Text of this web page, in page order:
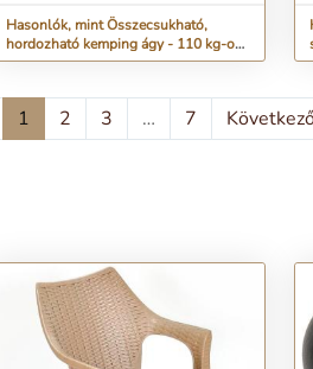
Hasonlók, mint Összecsukható,
hordozható kemping ágy - 110 kg-os
teherbírás, 189 x 62,5 x 43 cm - fekete
1 2 3 … 7